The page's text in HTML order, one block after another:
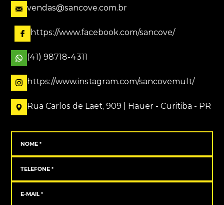
vendas@sancove.com.br
https://www.facebook.com/sancove/
(41) 98718-4311
https://www.instagram.com/sancovemult/
Rua Carlos de Laet, 909 | Hauer - Curitiba - PR